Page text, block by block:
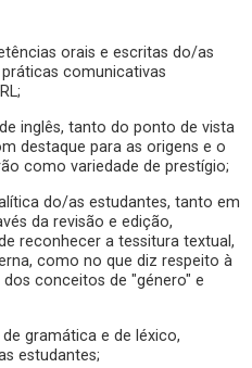
orais e escritas do/as
comunicativas
inglês, tanto do ponto de vista
destaque para as origens e o
como variedade de prestígio;
do/as estudantes, tanto em
da revisão e edição,
reconhecer a tessitura textual,
como no que diz respeito à
conceitos de "género" e
gramática e de léxico,
estudantes;